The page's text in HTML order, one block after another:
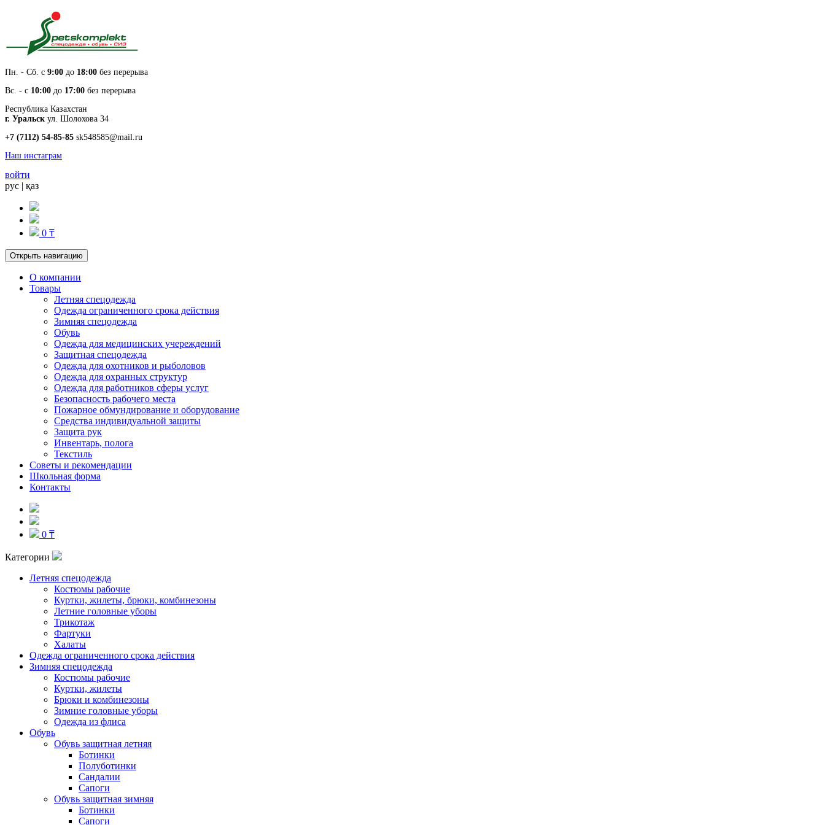
Пн. - Cб. с 9:00 до 18:00 без перерыва
Вс. - с 10:00 до 17:00 без перерыва
Республика Казахстан
г. Уральск ул. Шолохова 34
+7 (7112) 54-85-85 sk548585@mail.ru
Наш инстаграм
войти
рус | қаз
0 ₸
Открыть навигацию
О компании
Товары
Летняя спецодежда
Одежда ограниченного срока действия
Зимняя спецодежда
Обувь
Одежда для медицинских учереждений
Защитная спецодежда
Одежда для охотников и рыболовов
Одежда для охранных структур
Одежда для работников сферы услуг
Безопасность рабочего места
Пожарное обмундирование и оборудование
Средства индивидуальной защиты
Защита рук
Инвентарь, полога
Текстиль
Советы и рекомендации
Школьная форма
Контакты
0 ₸
Категории
Летняя спецодежда
Костюмы рабочие
Куртки, жилеты, брюки, комбинезоны
Летние головные уборы
Трикотаж
Фартуки
Халаты
Одежда ограниченного срока действия
Зимняя спецодежда
Костюмы рабочие
Куртки, жилеты
Брюки и комбинезоны
Зимние головные уборы
Одежда из флиса
Обувь
Обувь защитная летняя
Ботинки
Полуботинки
Сандалии
Сапоги
Обувь защитная зимняя
Ботинки
Сапоги